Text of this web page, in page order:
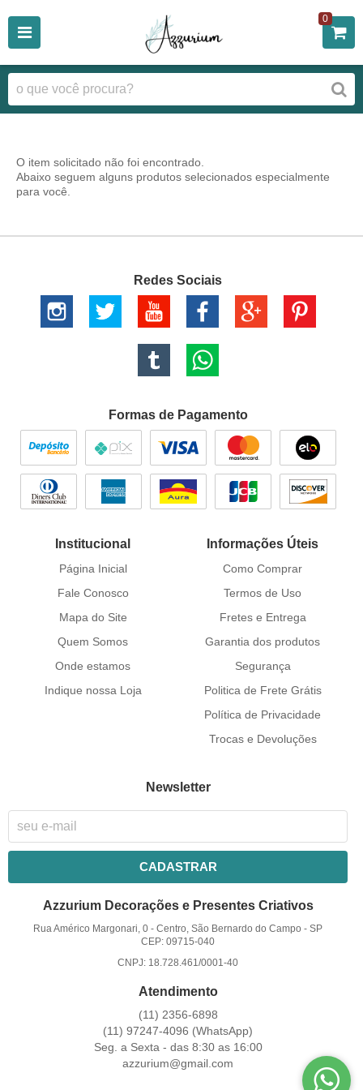
0
O item solicitado não foi encontrado.
Abaixo seguem alguns produtos selecionados especialmente
para você.
Redes Sociais
Formas de Pagamento
Institucional
Página Inicial
Fale Conosco
Mapa do Site
Quem Somos
Onde estamos
Indique nossa Loja
Informações Úteis
Como Comprar
Termos de Uso
Fretes e Entrega
Garantia dos produtos
Segurança
Politica de Frete Grátis
Política de Privacidade
Trocas e Devoluções
Newsletter
CADASTRAR
Azzurium Decorações e Presentes Criativos
Rua Américo Margonari, 0 -Centro, São Bernardo do Campo -SP
CEP: 09715-040
CNPJ: 18.728.461/0001-40
Atendimento
(11) 2356-6898
(11) 97247-4096 (WhatsApp)
Seg. a Sexta - das 8:30 as 16:00
azzurium@gmail.com